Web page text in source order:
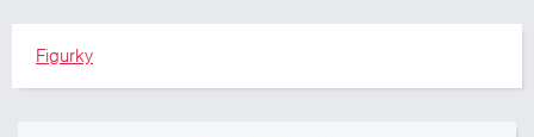
Figurky